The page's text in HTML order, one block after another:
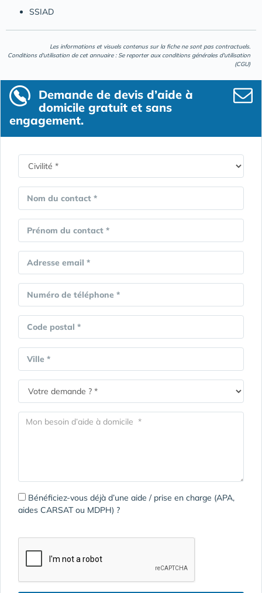
SSIAD
Les informations et visuels contenus sur la fiche ne sont pas contractuels.
Conditions d'utilisation de cet annuaire : Se reporter aux conditions générales d'utilisation
(CGU)
Demande de devis d’aide à
domicile gratuit et sans
engagement.
Nom du contact *
Prénom du contact *
Adresse email *
Numéro de téléphone *
Code postal *
Ville *
Bénéficiez-vous déjà d’une aide / prise en charge (APA,
aides CARSAT ou MDPH) ?